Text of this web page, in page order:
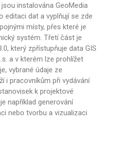
instalována GeoMedia
editaci dat a vyplňují se zde
místy, přes které je
systém. Třetí část je
který zpřístupňuje data GIS
a v kterém lze prohlížet
vybrané údaje ze
i pracovníkům při vydávání
k projektové
například generování
nebo tvorbu a vizualizaci